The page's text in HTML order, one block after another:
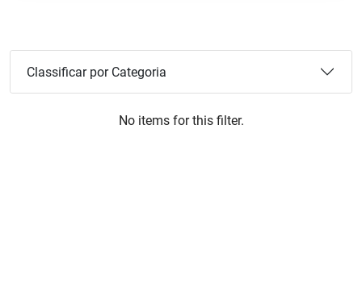
Classificar por Categoria
No items for this filter.